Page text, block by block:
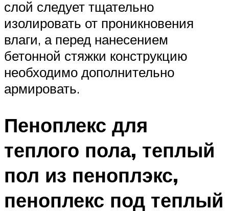
слой следует тщательно
изолировать от проникновения
влаги, а перед нанесением
бетонной стяжки конструкцию
необходимо дополнительно
армировать.
Пеноплекс для
теплого пола, теплый
пол из пеноплэкс,
пеноплекс под теплый